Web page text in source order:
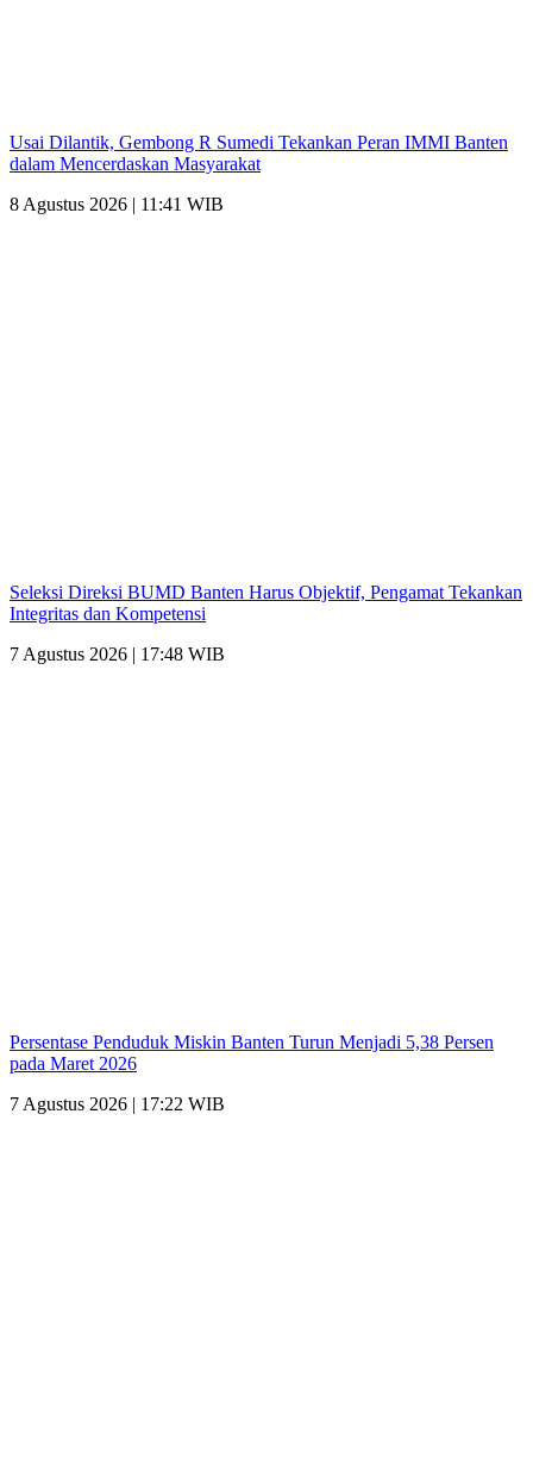
Usai Dilantik, Gembong R Sumedi Tekankan Peran IMMI Banten
dalam Mencerdaskan Masyarakat
8 Agustus 2026 | 11:41 WIB
Seleksi Direksi BUMD Banten Harus Objektif, Pengamat Tekankan
Integritas dan Kompetensi
7 Agustus 2026 | 17:48 WIB
Persentase Penduduk Miskin Banten Turun Menjadi 5,38 Persen
pada Maret 2026
7 Agustus 2026 | 17:22 WIB